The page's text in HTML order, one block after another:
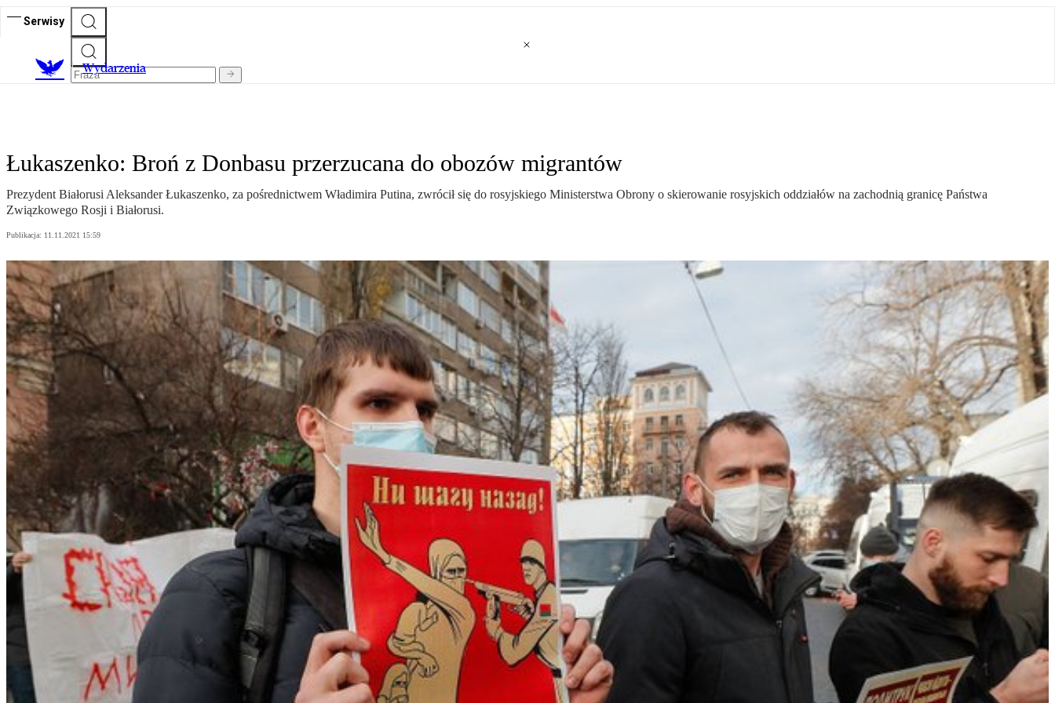
Serwisy
Wydarzenia
Łukaszenko: Broń z Donbasu przerzucana do obozów migrantów
Prezydent Białorusi Aleksander Łukaszenko, za pośrednictwem Władimira Putina, zwrócił się do rosyjskiego Ministerstwa Obrony o skierowanie rosyjskich oddziałów na zachodnią granicę Państwa
Związkowego Rosji i Białorusi.
Publikacja: 11.11.2021 15:59